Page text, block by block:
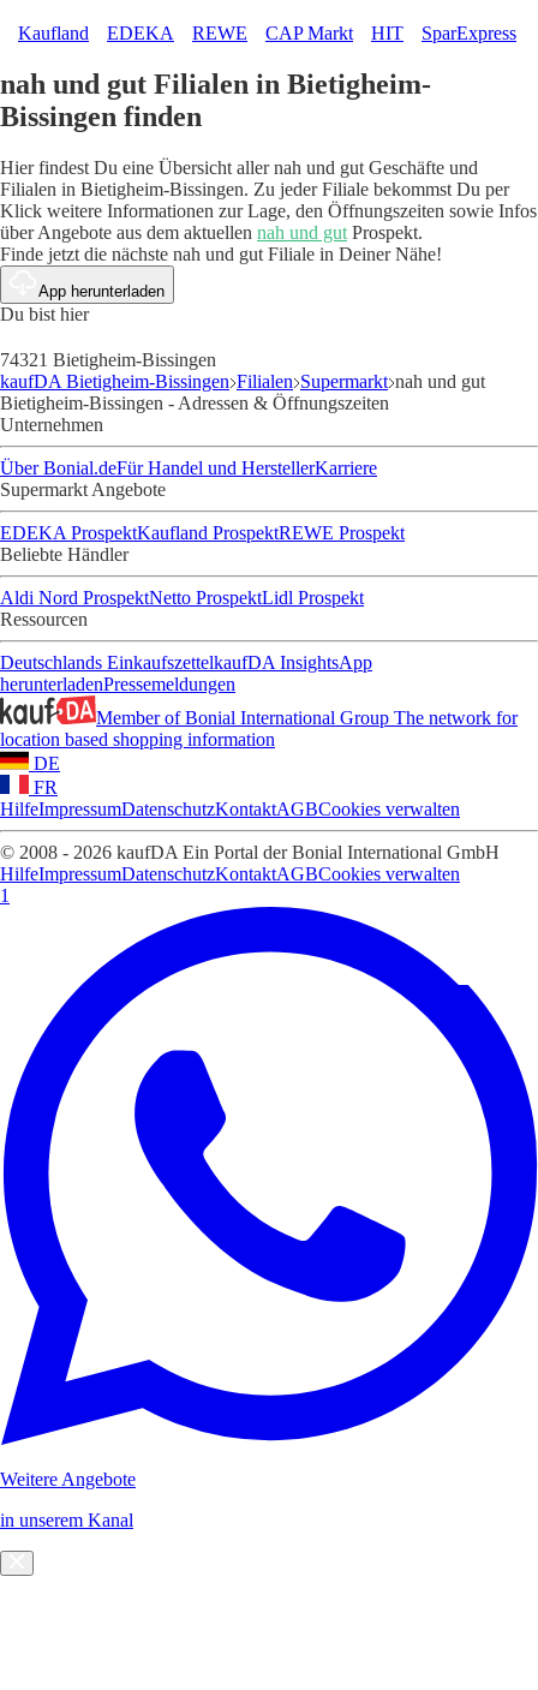
Kaufland EDEKA REWE CAP Markt HIT SparExpress
nah und gut Filialen in Bietigheim-
Bissingen finden
Hier findest Du eine Übersicht aller nah und gut Geschäfte und
Filialen in Bietigheim-Bissingen. Zu jeder Filiale bekommst Du per
Klick weitere Informationen zur Lage, den Öffnungszeiten sowie Infos
über Angebote aus dem aktuellen nah und gut Prospekt.
Finde jetzt die nächste nah und gut Filiale in Deiner Nähe!
App herunterladen
Du bist hier
74321 Bietigheim-Bissingen
kaufDA Bietigheim-Bissingen Filialen Supermarkt nah und gut
Bietigheim-Bissingen - Adressen & Öffnungszeiten
Unternehmen
Über Bonial.deFür Handel und HerstellerKarriere
Supermarkt Angebote
EDEKA ProspektKaufland ProspektREWE Prospekt
Beliebte Händler
Aldi Nord ProspektNetto ProspektLidl Prospekt
Ressourcen
Deutschlands EinkaufszettelkaufDA InsightsApp
herunterladenPressemeldungen
Member of Bonial International Group The network for
location based shopping information
DE
FR
HilfeImpressumDatenschutzKontaktAGBCookies verwalten
© 2008 - 2026 kaufDA Ein Portal der Bonial International GmbH
HilfeImpressumDatenschutzKontaktAGBCookies verwalten
1
Weitere Angebote
in unserem Kanal